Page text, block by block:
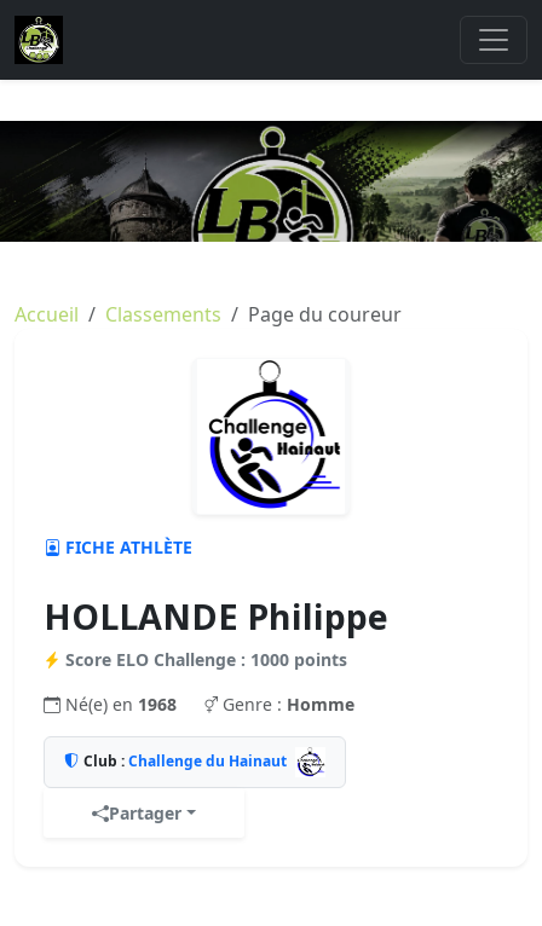
Accueil Classements Page du coureur
FICHE ATHLÈTE
HOLLANDE Philippe
Score ELO Challenge : 1000 points
Né(e) en 1968 Genre : Homme
Club :Challenge du Hainaut
Partager